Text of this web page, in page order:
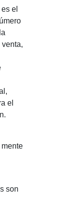
el
el
son